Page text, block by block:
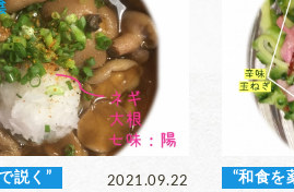
説く” 2021.09.22 “和食を